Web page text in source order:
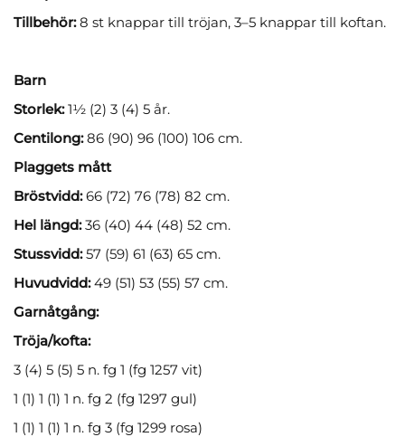
Tillbehör:8 st knappar till tröjan, 3–5 knappar till koftan.
Barn
Storlek:1½ (2) 3 (4) 5 år.
Centilong:86 (90) 96 (100) 106 cm.
Plaggets mått
Bröstvidd:66 (72) 76 (78) 82 cm.
Hel längd:36 (40) 44 (48) 52 cm.
Stussvidd:57 (59) 61 (63) 65 cm.
Huvudvidd:49 (51) 53 (55) 57 cm.
Garnåtgång:
Tröja/kofta:
3 (4) 5 (5) 5 n. fg 1 (fg 1257 vit)
1 (1) 1 (1) 1 n. fg 2 (fg 1297 gul)
1 (1) 1 (1) 1 n. fg 3 (fg 1299 rosa)